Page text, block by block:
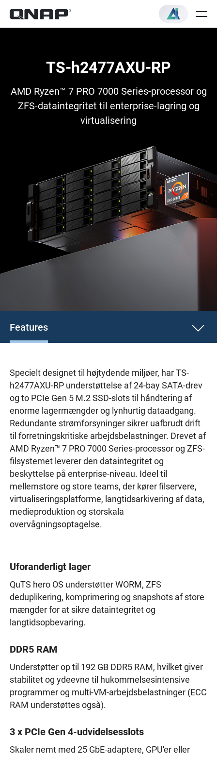
TS-h2477AXU-RP
AMD Ryzen™ 7 PRO 7000 Series-processor og
ZFS-dataintegritet til enterprise-lagring og
virtualisering
Features
Specielt designet til højtydende miljøer, har TS-
h2477AXU-RP understøttelse af 24-bay SATA-drev
og to PCIe Gen 5 M.2 SSD-slots til håndtering af
enorme lagermængder og lynhurtig dataadgang.
Redundante strømforsyninger sikrer uafbrudt drift
til forretningskritiske arbejdsbelastninger. Drevet af
AMD Ryzen™ 7 PRO 7000 Series-processor og ZFS-
filsystemet leverer den dataintegritet og
beskyttelse på enterprise-niveau. Ideel til
mellemstore og store teams, der kører filservere,
virtualiseringsplatforme, langtidsarkivering af data,
medieproduktion og storskala
overvågningsoptagelse.
Uforanderligt lager
QuTS hero OS understøtter WORM, ZFS
deduplikering, komprimering og snapshots af store
mængder for at sikre dataintegritet og
langtidsopbevaring.
DDR5 RAM
Understøtter op til 192 GB DDR5 RAM, hvilket giver
stabilitet og ydeevne til hukommelsesintensive
programmer og multi-VM-arbejdsbelastninger (ECC
RAM understøttes også).
3 x PCIe Gen 4-udvidelsesslots
Skaler nemt med 25 GbE-adaptere, GPU'er eller